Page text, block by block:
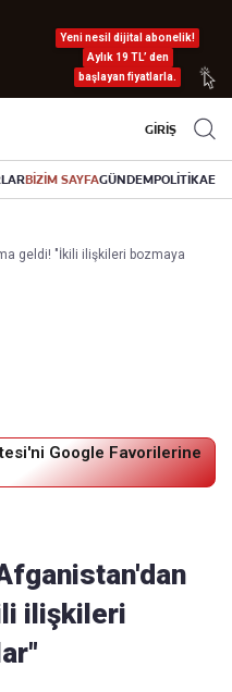
Yeni nesil dijital abonelik!
Aylık 19 TL’ den
başlayan fiyatlarla.
GİRİŞ
BİZİM SAYFAGÜNDEMPOLİTİKA
geldi! "İkili ilişkileri bozmaya
Google Favorilerine
ilişkileri